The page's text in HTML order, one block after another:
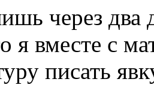
через
я вместе с
писать